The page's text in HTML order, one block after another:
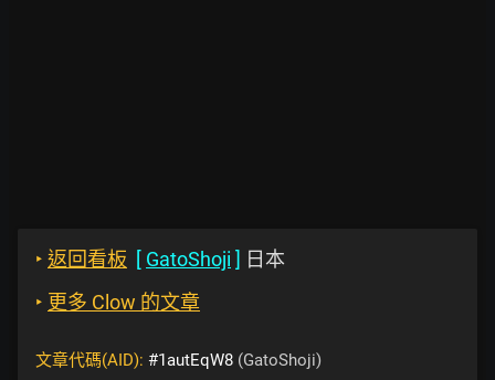
‣ 返回看板 [ GatoShoji ] 日本
‣ 更多 Clow 的文章
文章代碼(AID): #1autEqW8 (GatoShoji)